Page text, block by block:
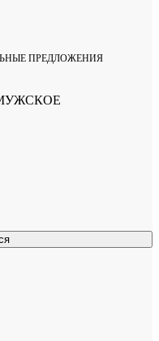
ПРЕДЛОЖЕНИЯ